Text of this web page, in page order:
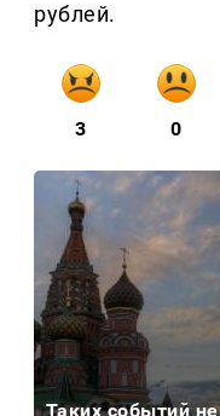
рублей.
3 0
Таких событий не